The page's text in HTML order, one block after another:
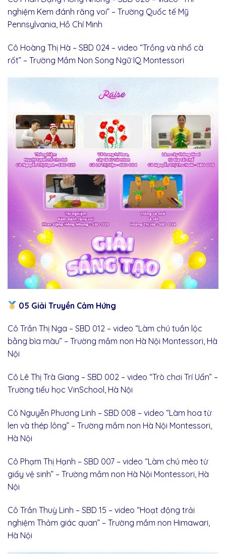
nghiệm Kem đánh răng voi” – Trường Quốc tế Mỹ
Pennsylvania, Hồ Chí Minh
Cô Hoàng Thị Hà – SBD 024 – video “Trồng và nhổ cà
rốt” – Trường Mầm Non Song Ngữ IQ Montessori
05 Giải Truyền Cảm Hứng
Cô Trần Thị Nga – SBD 012 – video “Làm chú tuần lộc
bằng bìa màu” – Trường mầm non Hà Nội Montessori, Hà
Nội
Cô Lê Thị Trà Giang – SBD 002 – video “Trò chơi Trí Uẩn” –
Trường tiểu học VinSchool, Hà Nội
Cô Nguyễn Phương Linh – SBD 008 – video “Làm hoa từ
len và thép lông” – Trường mầm non Hà Nội Montessori,
Hà Nội
Cô Phạm Thị Hạnh – SBD 007 – video “Làm chú mèo từ
giấy vệ sinh” – Trường mầm non Hà Nội Montessori, Hà
Nội
Cô Trần Thuỳ Linh – SBD 15 – video “Hoạt động trải
nghiệm Thảm giác quan” – Trường mầm non Himawari,
Hà Nội